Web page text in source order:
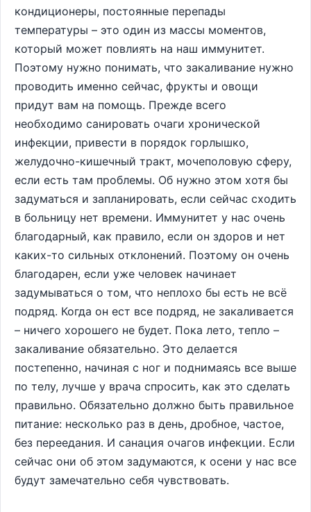
кондиционеры, постоянные перепады
температуры – это один из массы моментов,
который может повлиять на наш иммунитет.
Поэтому нужно понимать, что закаливание нужно
проводить именно сейчас, фрукты и овощи
придут вам на помощь. Прежде всего
необходимо санировать очаги хронической
инфекции, привести в порядок горлышко,
желудочно-кишечный тракт, мочеполовую сферу,
если есть там проблемы. Об нужно этом хотя бы
задуматься и запланировать, если сейчас сходить
в больницу нет времени. Иммунитет у нас очень
благодарный, как правило, если он здоров и нет
каких-то сильных отклонений. Поэтому он очень
благодарен, если уже человек начинает
задумываться о том, что неплохо бы есть не всё
подряд. Когда он ест все подряд, не закаливается
– ничего хорошего не будет. Пока лето, тепло –
закаливание обязательно. Это делается
постепенно, начиная с ног и поднимаясь все выше
по телу, лучше у врача спросить, как это сделать
правильно. Обязательно должно быть правильное
питание: несколько раз в день, дробное, частое,
без переедания. И санация очагов инфекции. Если
сейчас они об этом задумаются, к осени у нас все
будут замечательно себя чувствовать.